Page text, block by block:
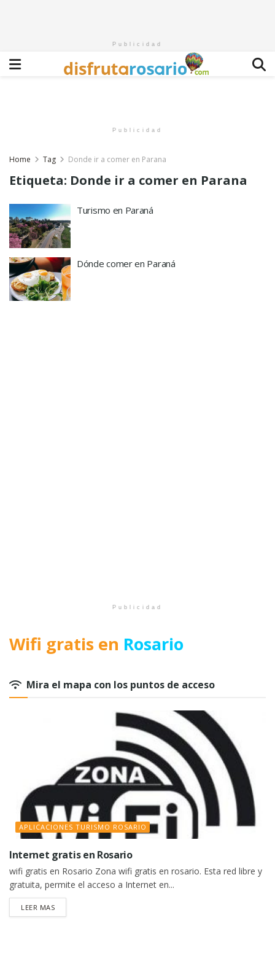
Publicidad
Publicidad
Home Tag Donde ir a comer en Parana
Etiqueta: Donde ir a comer en Parana
Turismo en Paraná
Dónde comer en Paraná
Publicidad
Wifi gratis en Rosario
Mira el mapa con los puntos de acceso
APLICACIONES TURISMO ROSARIO
Internet gratis en Rosario
wifi gratis en Rosario Zona wifi gratis en rosario. Esta red libre y
gratuita, permite el acceso a Internet en...
LEER MASDETAILS